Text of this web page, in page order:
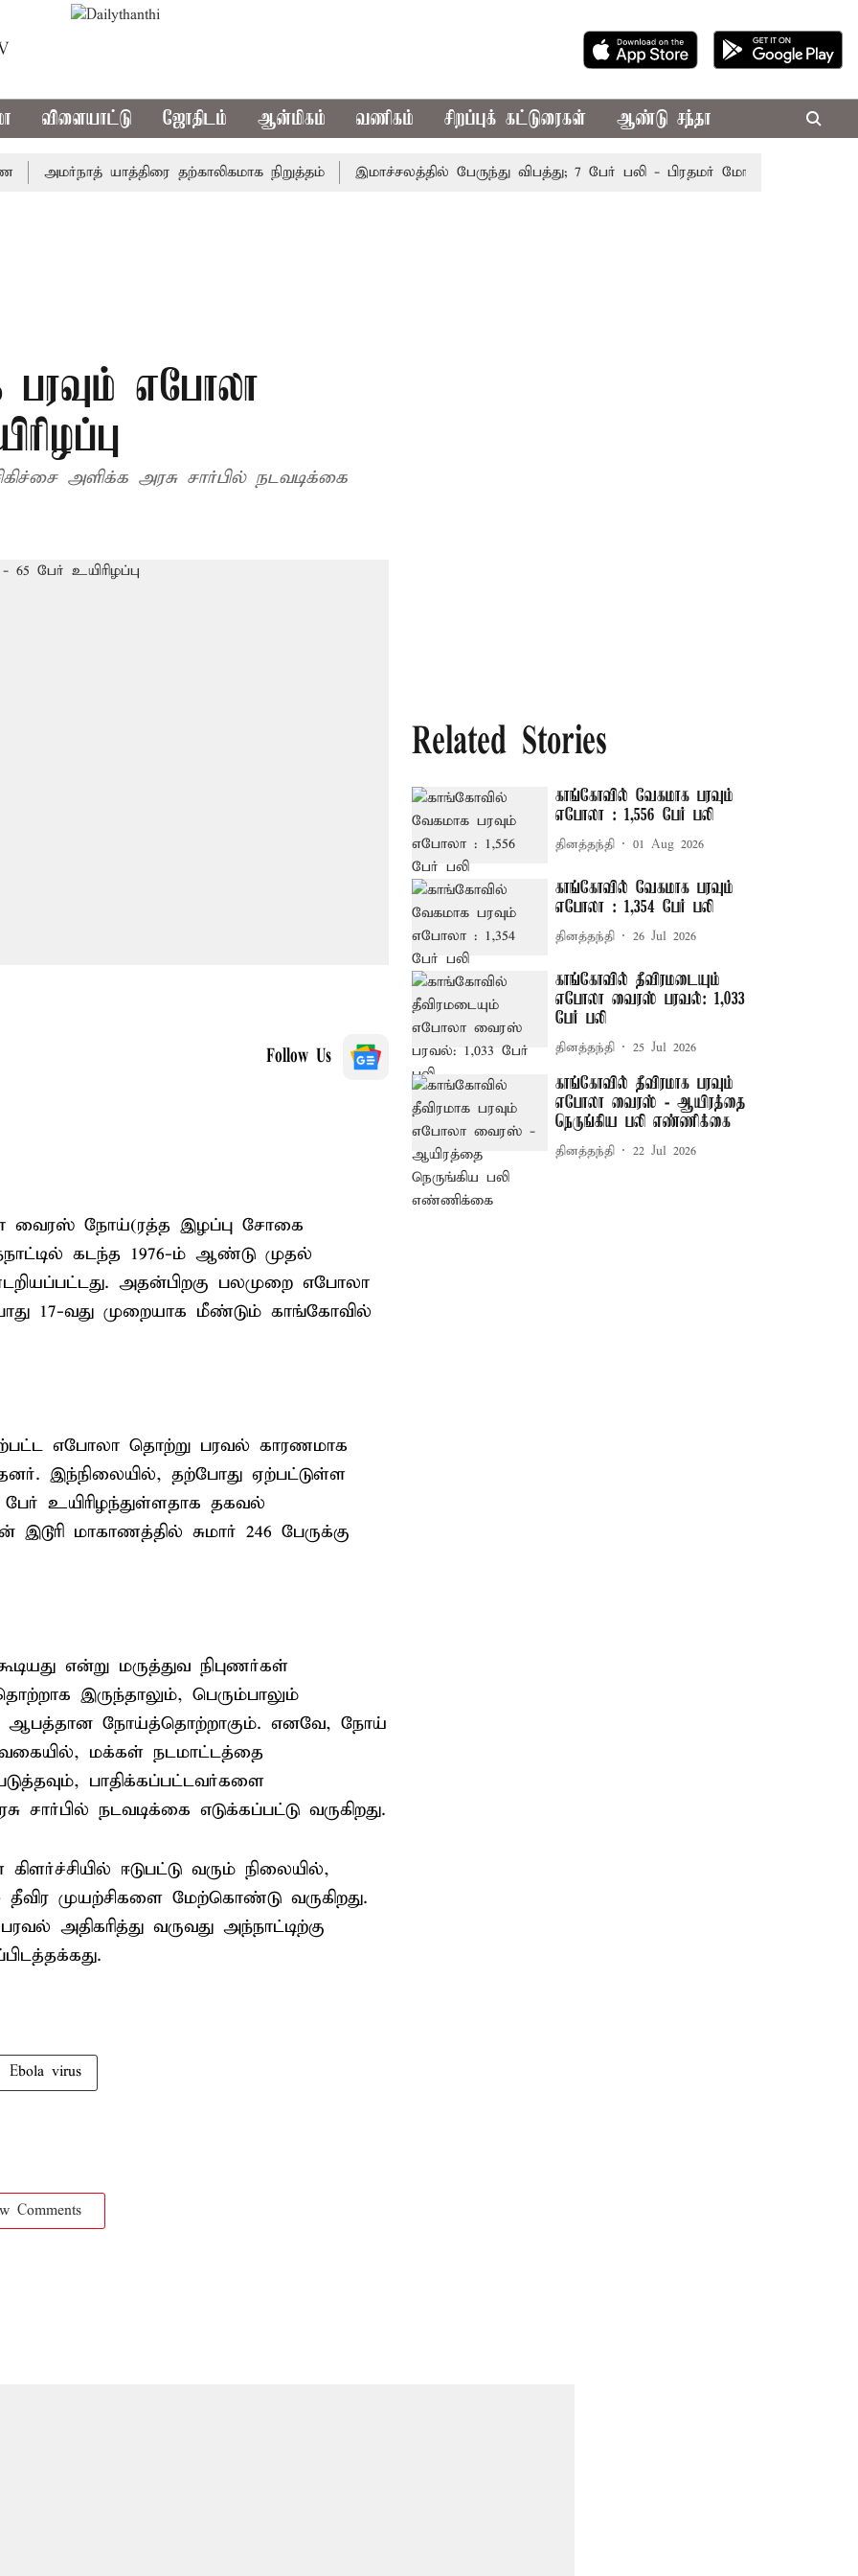
விளையாட்டு ஜோதிடம் ஆன்மிகம் வணிகம் சிறப்புக் கட்டுரைகள் ஆண்டு சந்தா
அமர்நாத் யாத்திரை தற்காலிகமாக நிறுத்தம் இமாச்சலத்தில் பேருந்து விபத்து; 7 பேர் பலி - பிரதமர் மோடி இரங்கல்
பரவும் எபோலா
அளிக்க அரசு சார்பில் நடவடிக்கை
Follow Us
வைரஸ் நோய்(ரத்த இழப்பு சோகை
கடந்த 1976-ம் ஆண்டு முதல்
அதன்பிறகு பலமுறை எபோலா
17-வது முறையாக மீண்டும் காங்கோவில்
எபோலா தொற்று பரவல் காரணமாக
இந்நிலையில், தற்போது ஏற்பட்டுள்ள
உயிரிழந்துள்ளதாக தகவல்
இடூரி மாகாணத்தில் சுமார் 246 பேருக்கு
என்று மருத்துவ நிபுணர்கள்
இருந்தாலும், பெரும்பாலும்
ஆபத்தான நோய்த்தொற்றாகும். எனவே, நோய்
வகையில், மக்கள் நடமாட்டத்தை
பாதிக்கப்பட்டவர்களை
சார்பில் நடவடிக்கை எடுக்கப்பட்டு வருகிறது.
ஈடுபட்டு வரும் நிலையில்,
முயற்சிகளை மேற்கொண்டு வருகிறது.
அதிகரித்து வருவது அந்நாட்டிற்கு
Ebola virus
Comments
Related Stories
காங்கோவில் வேகமாக பரவும்
எபோலா : 1,556 பேர் பலி
தினத்தந்தி 01 Aug 2026
காங்கோவில் வேகமாக பரவும்
எபோலா : 1,354 பேர் பலி
தினத்தந்தி 26 Jul 2026
காங்கோவில் தீவிரமடையும்
எபோலா வைரஸ் பரவல்: 1,033
பேர் பலி
தினத்தந்தி 25 Jul 2026
காங்கோவில் தீவிரமாக பரவும்
எபோலா வைரஸ் - ஆயிரத்தை
நெருங்கிய பலி எண்ணிக்கை
தினத்தந்தி 22 Jul 2026